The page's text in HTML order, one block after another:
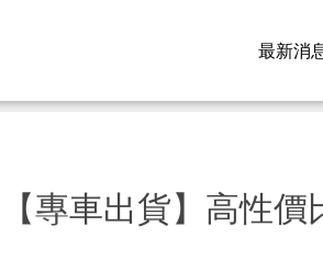
最新消
【專車出貨】高性